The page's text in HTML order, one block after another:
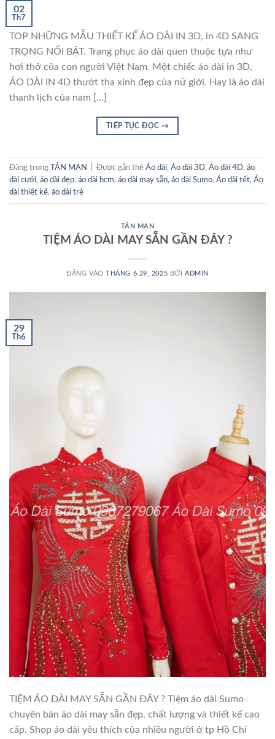
02
Th7
TOP NHỮNG MẪU THIẾT KẾ ÁO DÀI IN 3D, in 4D SANG
TRỌNG NỔI BẬT. Trang phục áo dài quen thuộc tựa như
hơi thở của con người Việt Nam. Một chiếc áo dài in 3D,
ÁO DÀI IN 4D thướt tha xinh đẹp của nữ giới. Hay là áo dài
thanh lịch của nam […]
TIẾP TỤC ĐỌC →
Đăng trong TẢN MẠN Được gắn thẻ Áo dài, Áo dài 3D, Áo dài 4D, áo
dài cưới, áo dài đẹp, áo dài hcm, áo dài may sẵn, áo dài Sumo, Áo dài tết, Áo
dài thiết kế, áo dài trẻ
TẢN MẠN
TIỆM ÁO DÀI MAY SẴN GẦN ĐÂY ?
ĐĂNG VÀOTHÁNG 6 29, 2025 BỞI ADMIN
29
Th6
TIỆM ÁO DÀI MAY SẴN GẦN ĐÂY ? Tiệm áo dài Sumo
chuyên bán áo dài may sẵn đẹp, chất lượng và thiết kế cao
cấp. Shop áo dài yêu thích của nhiều người ở tp Hồ Chí